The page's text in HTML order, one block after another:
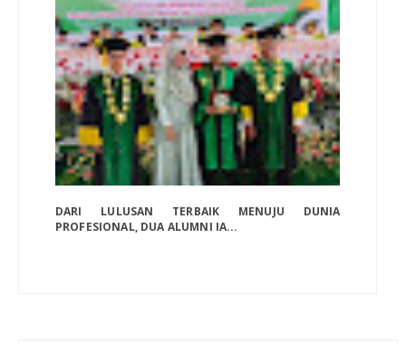
DARI LULUSAN TERBAIK MENUJU DUNIA
PROFESIONAL, DUA ALUMNI IA...